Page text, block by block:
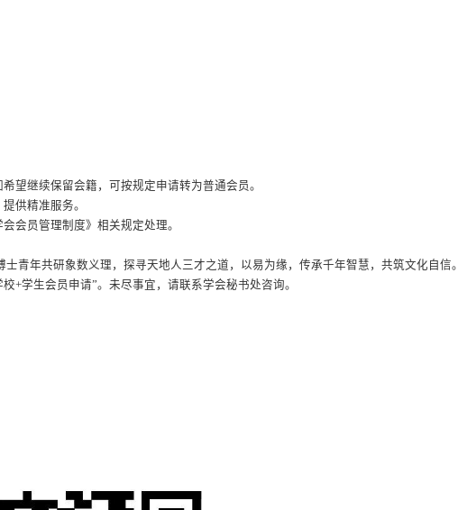
望继续保留会籍，可按规定申请转为普通会员。
供精准服务。
会员管理制度》相关规定处理。
青年共研象数义理，探寻天地人三才之道，以易为缘，传承千年智慧，共筑文化自信。
+学生会员申请”。未尽事宜，请联系学会秘书处咨询。